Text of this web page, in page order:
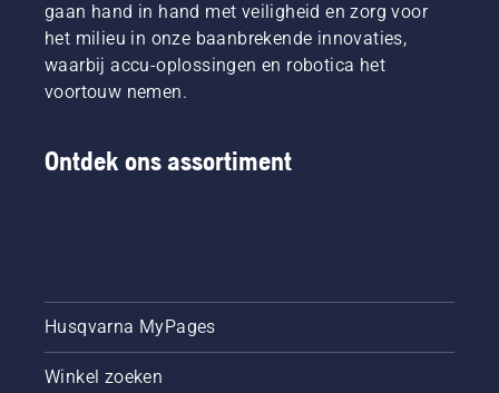
gaan hand in hand met veiligheid en zorg voor
het milieu in onze baanbrekende innovaties,
waarbij accu-oplossingen en robotica het
voortouw nemen.
Ontdek ons assortiment
Husqvarna MyPages
Winkel zoeken